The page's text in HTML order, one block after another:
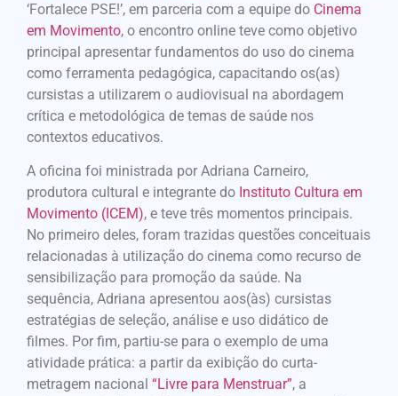
‘Fortalece PSE!’, em parceria com a equipe do Cinema
em Movimento, o encontro online teve como objetivo
principal apresentar fundamentos do uso do cinema
como ferramenta pedagógica, capacitando os(as)
cursistas a utilizarem o audiovisual na abordagem
crítica e metodológica de temas de saúde nos
contextos educativos.
A oficina foi ministrada por Adriana Carneiro,
produtora cultural e integrante do Instituto Cultura em
Movimento (ICEM), e teve três momentos principais.
No primeiro deles, foram trazidas questões conceituais
relacionadas à utilização do cinema como recurso de
sensibilização para promoção da saúde. Na
sequência, Adriana apresentou aos(às) cursistas
estratégias de seleção, análise e uso didático de
filmes. Por fim, partiu-se para o exemplo de uma
atividade prática: a partir da exibição do curta-
metragem nacional “Livre para Menstruar”, a